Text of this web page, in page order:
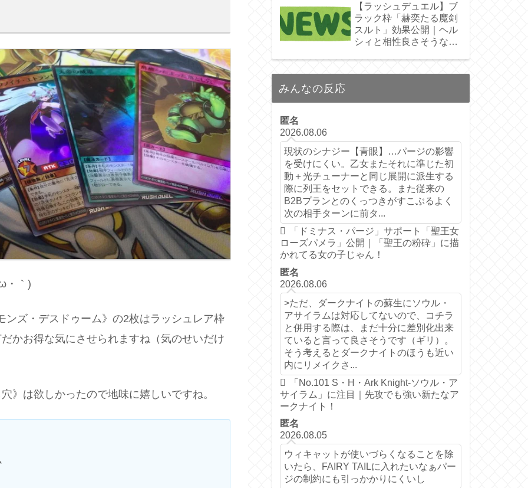
・｀)
ズ・デスドゥーム》の2枚はラッシュレア枠
かお得な気にさせられますね（気のせいだけ
》は欲しかったので地味に嬉しいですね。
【ラッシュデュエル】ブ
ラック枠「赫奕たる魔剣
スルト」効果公開｜ヘル
シィと相性良さそうなレ
みんなの反応
匿名
2026.08.06
現状のシナジー【青眼】…パージの影響
を受けにくい。乙女またそれに準じた初
動＋光チューナーと同じ展開に派生する
際に列王をセットできる。また従来の
B2Bプランとのくっつきがすこぶるよく
次の相手ターンに前タ...
「ドミナス・パージ」サポート「聖王女
ローズパメラ」公開｜「聖王の粉砕」に描
かれてる女の子じゃん！
匿名
2026.08.06
>ただ、ダークナイトの蘇生にソウル・
アサイラムは対応してないので、コチラ
と併用する際は、まだ十分に差別化出来
ていると言って良さそうです（ギリ）。
そう考えるとダークナイトのほうも近い
内にリメイクさ...
「No.101 S・H・Ark Knight-ソウル・ア
サイラム」に注目｜先攻でも強い新たなア
ークナイト！
匿名
2026.08.05
ウィキャットが使いづらくなることを除
いたら、FAIRY TAILに入れたいなぁパー
ジの制約にも引っかかりにくいし